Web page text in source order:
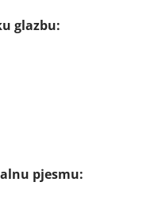
glazbu:
pjesmu: